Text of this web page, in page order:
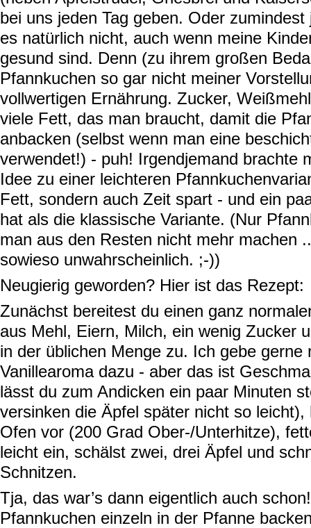
bei uns jeden Tag geben. Oder
es natürlich nicht, auch wenn meine
gesund sind. Denn (zu ihrem großen
Pfannkuchen so gar nicht meiner
vollwertigen Ernährung. Zucker,
viele Fett, das man braucht, damit die
anbacken (selbst wenn man eine
verwendet!) - puh! Irgendjemand brachte
Idee zu einer leichteren
Fett, sondern auch Zeit spart - und ein
hat als die klassische Variante. (Nur
man aus den Resten nicht mehr machen
sowieso unwahrscheinlich. ;-))
Neugierig geworden? Hier ist das Rezept:
Zunächst bereitest du einen ganz
aus Mehl, Eiern, Milch, ein wenig Zucker
in der üblichen Menge zu. Ich gebe gerne
Vanillearoma dazu - aber das ist
lässt du zum Andicken ein paar Minuten
versinken die Äpfel später nicht so leicht),
Ofen vor (200 Grad Ober-/Unterhitze),
leicht ein, schälst zwei, drei Äpfel und
Schnitzen.
Tja, das war’s dann eigentlich auch
Pfannkuchen einzeln in der Pfanne